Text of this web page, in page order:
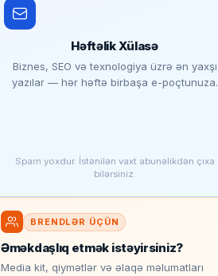
Həftəlik Xülasə
Biznes, SEO və texnologiya üzrə ən yaxşı
yazılar — hər həftə birbaşa e-poçtunuza.
Spam yoxdur. İstənilən vaxt abunəlikdən çıxa
bilərsiniz.
BRENDLƏR ÜÇÜN
Əməkdaşlıq etmək istəyirsiniz?
Media kit, qiymətlər və əlaqə məlumatları